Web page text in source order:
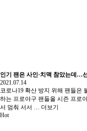
인기 팬은 사인·치맥 참았는데…
2021.07.14
코로나19 확산 방지 위해 팬들
하는 프로야구 팬들올 시즌 프로
서 멈춰 서서 … 더보기
Hot